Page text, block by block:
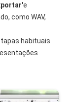
e
como WAV,
habituais